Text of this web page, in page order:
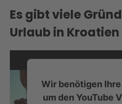
Es gibt viele
Urlaub in Kroatien
Wir benötigen
um den YouTube